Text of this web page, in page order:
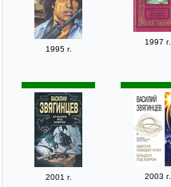
1995 г.
1997 г.
2001 г. 2003 г.